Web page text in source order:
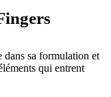
dans sa formulation et
qui entrent